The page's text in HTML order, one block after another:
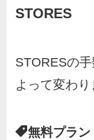
STORES
STORESの
よって変わり
無料プラン